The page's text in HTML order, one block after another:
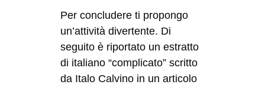
Per concludere ti propongo
un’attività divertente. Di
seguito è riportato un estratto
di italiano “complicato” scritto
da Italo Calvino in un articolo